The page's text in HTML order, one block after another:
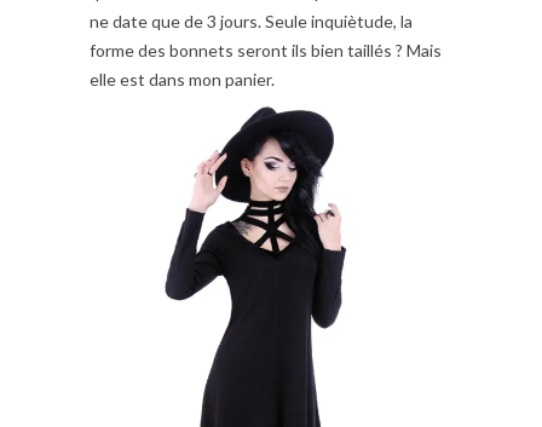
ne date que de 3 jours. Seule inquiètude, la
forme des bonnets seront ils bien taillés ? Mais
elle est dans mon panier.